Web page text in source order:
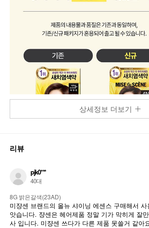
상세정보 더보기
리뷰
pjk0***
40대
8G 밝은갈색(23AD)
미쟝센 브랜드의 올뉴 샤이닝 에센스 구매해서 사
앗습니다. 쟝센은 헤어제품 정말 기가 막히게 잘
사 입니다. 미쟝센 쓰다가 다른 제품 못쓸거 같아